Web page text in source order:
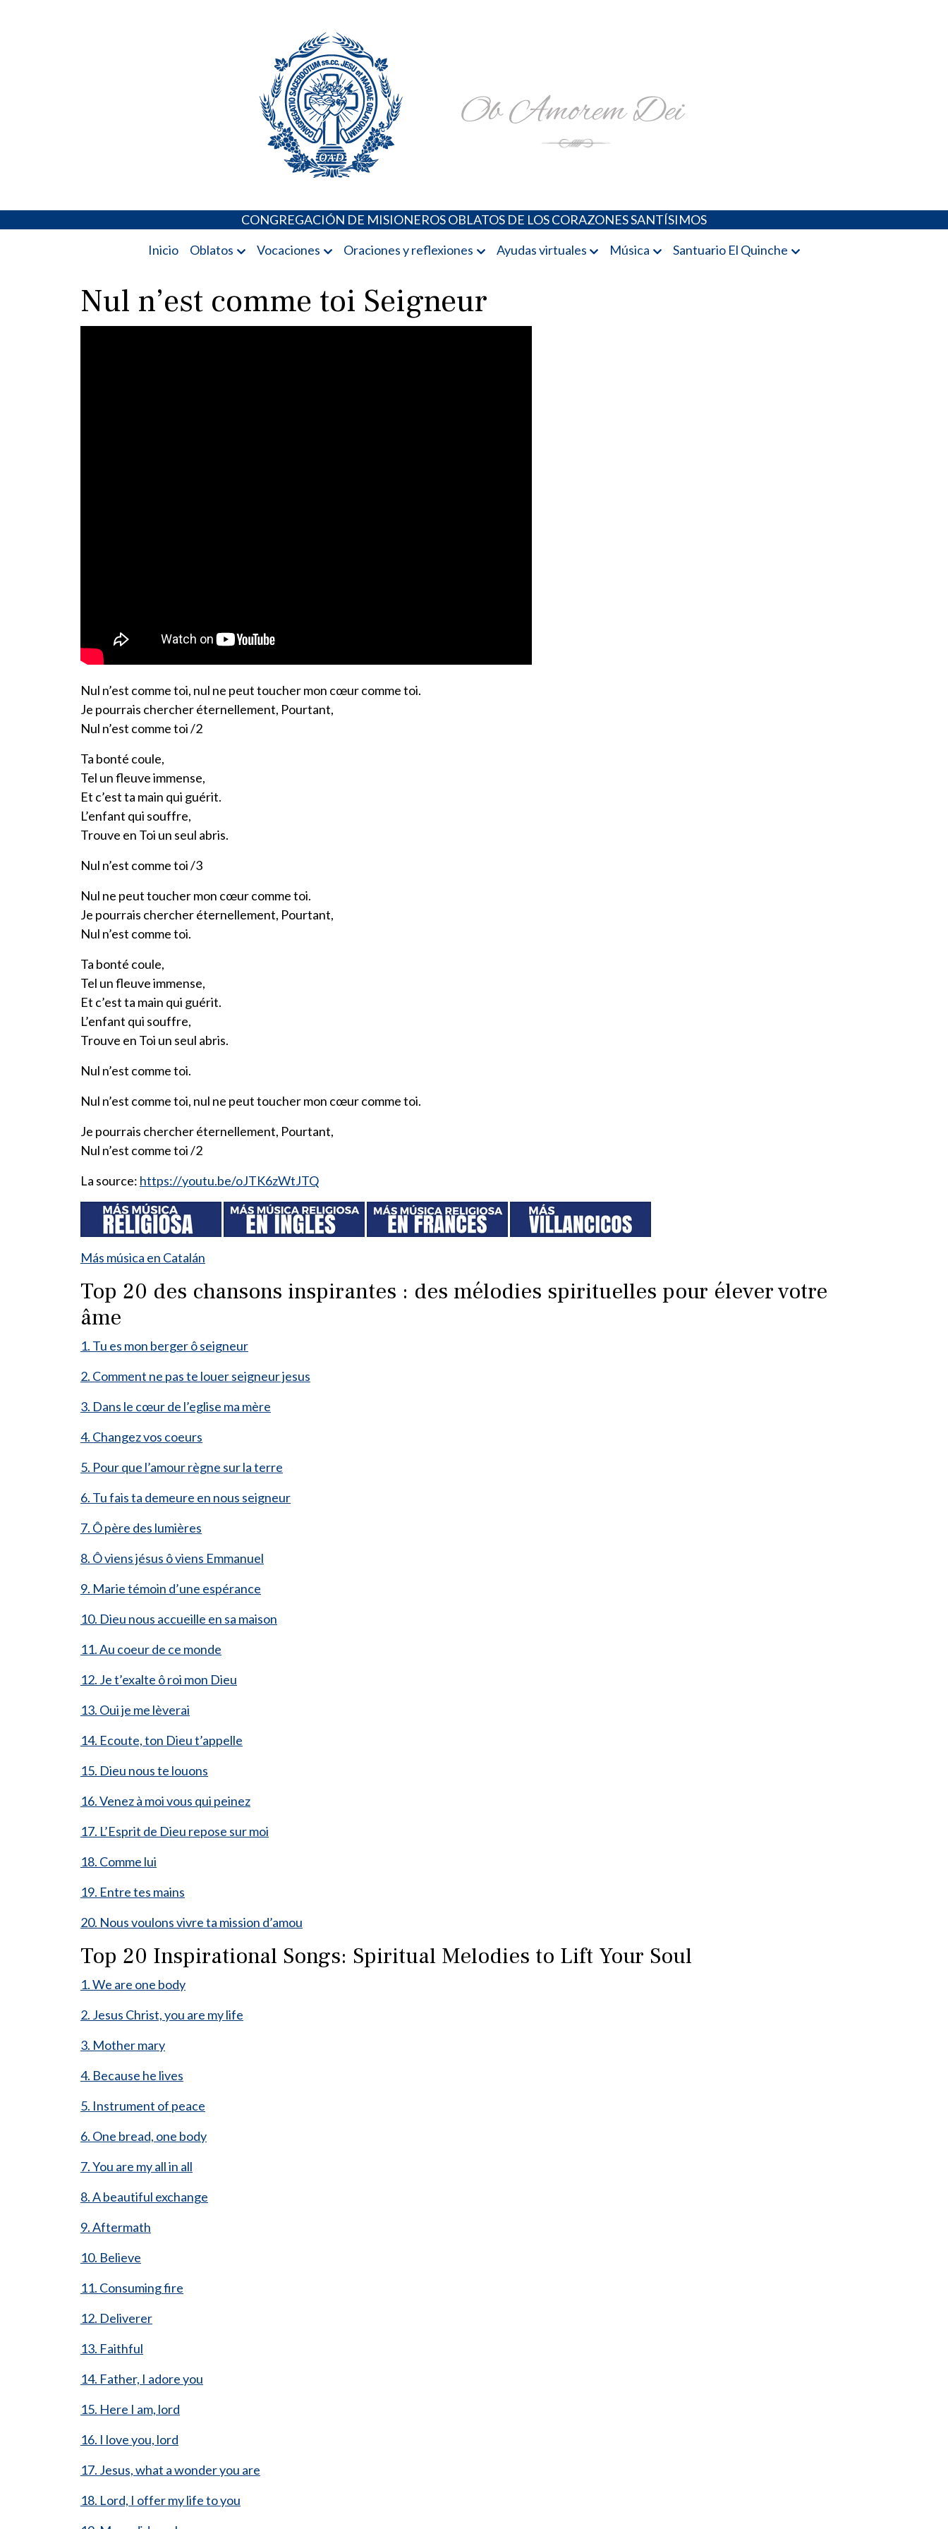
CONGREGACIÓN DE MISIONEROS OBLATOS DE LOS CORAZONES SANTÍSIMOS
Inicio
Oblatos Vocaciones Oraciones y reflexiones Ayudas virtuales Música Santuario El Quinche
Nul n’est comme toi Seigneur
Nul n’est comme toi, nul ne peut toucher mon cœur comme toi.
Je pourrais chercher éternellement, Pourtant,
Nul n’est comme toi /2
Ta bonté coule,
Tel un fleuve immense,
Et c’est ta main qui guérit.
L’enfant qui souffre,
Trouve en Toi un seul abris.
Nul n’est comme toi /3
Nul ne peut toucher mon cœur comme toi.
Je pourrais chercher éternellement, Pourtant,
Nul n’est comme toi.
Ta bonté coule,
Tel un fleuve immense,
Et c’est ta main qui guérit.
L’enfant qui souffre,
Trouve en Toi un seul abris.
Nul n’est comme toi.
Nul n’est comme toi, nul ne peut toucher mon cœur comme toi.
Je pourrais chercher éternellement, Pourtant,
Nul n’est comme toi /2
La source: https://youtu.be/oJTK6zWtJTQ
Más música en Catalán
Top 20 des chansons inspirantes : des mélodies spirituelles pour élever votre
âme
1. Tu es mon berger ô seigneur
2. Comment ne pas te louer seigneur jesus
3. Dans le cœur de l’eglise ma mère
4. Changez vos coeurs
5. Pour que l’amour règne sur la terre
6. Tu fais ta demeure en nous seigneur
7. Ô père des lumières
8. Ô viens jésus ô viens Emmanuel
9. Marie témoin d’une espérance
10. Dieu nous accueille en sa maison
11. Au coeur de ce monde
12. Je t’exalte ô roi mon Dieu
13. Oui je me lèverai
14. Ecoute, ton Dieu t’appelle
15. Dieu nous te louons
16. Venez à moi vous qui peinez
17. L’Esprit de Dieu repose sur moi
18. Comme lui
19. Entre tes mains
20. Nous voulons vivre ta mission d’amou
Top 20 Inspirational Songs: Spiritual Melodies to Lift Your Soul
1. We are one body
2. Jesus Christ, you are my life
3. Mother mary
4. Because he lives
5. Instrument of peace
6. One bread, one body
7. You are my all in all
8. A beautiful exchange
9. Aftermath
10. Believe
11. Consuming fire
12. Deliverer
13. Faithful
14. Father, I adore you
15. Here I am, lord
16. I love you, lord
17. Jesus, what a wonder you are
18. Lord, I offer my life to you